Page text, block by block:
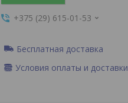
+375 (29) 615-01-53
Бесплатная доставка
Условия оплаты и доставки